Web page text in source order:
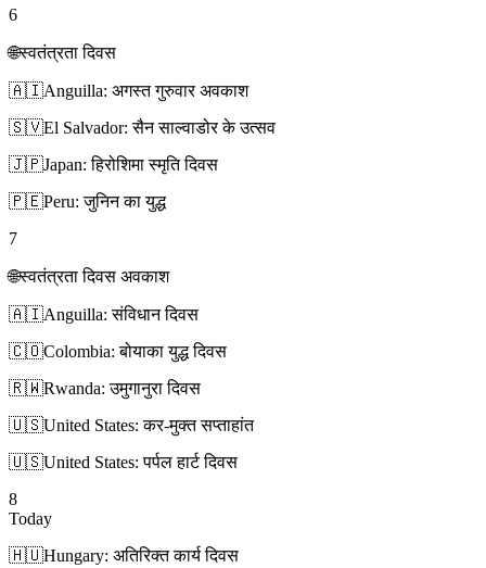
6
🌐स्वतंत्रता दिवस
🇦🇮Anguilla: अगस्त गुरुवार अवकाश
🇸🇻El Salvador: सैन साल्वाडोर के उत्सव
🇯🇵Japan: हिरोशिमा स्मृति दिवस
🇵🇪Peru: जुनिन का युद्ध
7
🌐स्वतंत्रता दिवस अवकाश
🇦🇮Anguilla: संविधान दिवस
🇨🇴Colombia: बोयाका युद्ध दिवस
🇷🇼Rwanda: उमुगानुरा दिवस
🇺🇸United States: कर-मुक्त सप्ताहांत
🇺🇸United States: पर्पल हार्ट दिवस
8
Today
🇭🇺Hungary: अतिरिक्त कार्य दिवस